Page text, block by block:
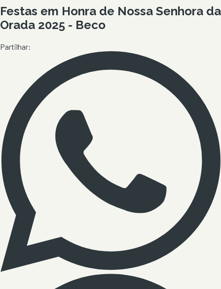
Festas em Honra de Nossa Senhora da
Orada 2025 - Beco
Partilhar: